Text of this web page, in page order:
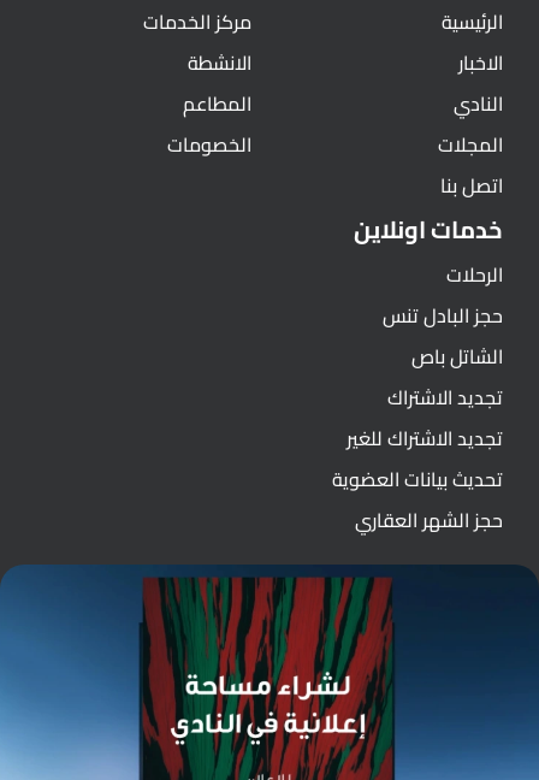
الرئيسية
الاخبار
النادي
المجلات
اتصل بنا
مركز الخدمات
الانشطة
المطاعم
الخصومات
خدمات اونلاين
الرحلات
حجز البادل تنس
الشاتل باص
تجديد الاشتراك
تجديد الاشتراك للغير
تحديث بيانات العضوية
حجز الشهر العقاري